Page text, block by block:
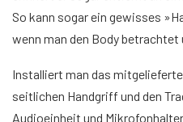
So kann sogar ein gewisses
wenn man den Body betrachtet
Installiert man das
seitlichen Handgriff und den
Audioeinheit und